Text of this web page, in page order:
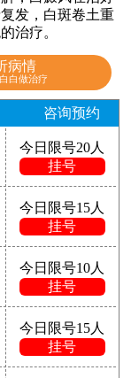
发，白斑卷土重
治疗。
病情
白做治疗
咨询预约
今日限号20人
挂号
今日限号15人
挂号
今日限号10人
挂号
今日限号15人
挂号